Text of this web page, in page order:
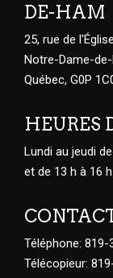
DE-HAM
25, rue de l'Église
Notre-Dame-
Québec, G0P
HEURES
Lundi au jeudi
et de 13 h à 16 h
Téléphone: 819-
Télécopieur: